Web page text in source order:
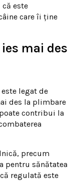
este
care îi ține
mai des
legat de
des la plimbare
contribui la
precum
pentru sănătatea
regulată este